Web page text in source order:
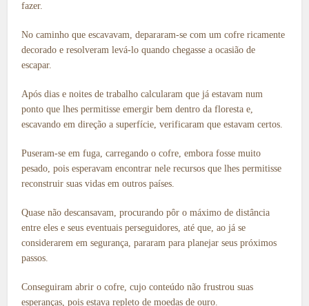
fazer.
No caminho que escavavam, depararam-se com um cofre ricamente
decorado e resolveram levá-lo quando chegasse a ocasião de
escapar.
Após dias e noites de trabalho calcularam que já estavam num
ponto que lhes permitisse emergir bem dentro da floresta e,
escavando em direção a superfície, verificaram que estavam certos.
Puseram-se em fuga, carregando o cofre, embora fosse muito
pesado, pois esperavam encontrar nele recursos que lhes permitisse
reconstruir suas vidas em outros países.
Quase não descansavam, procurando pôr o máximo de distância
entre eles e seus eventuais perseguidores, até que, ao já se
considerarem em segurança, pararam para planejar seus próximos
passos.
Conseguiram abrir o cofre, cujo conteúdo não frustrou suas
esperanças, pois estava repleto de moedas de ouro.